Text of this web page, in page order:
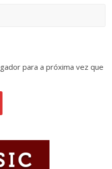
para a próxima vez que